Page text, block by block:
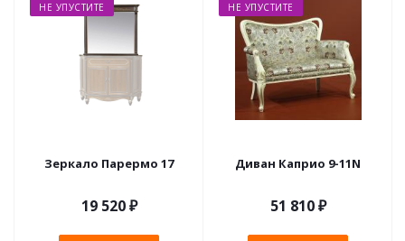
НЕ УПУСТИТЕ
Зеркало Парермо 17
19 520 ₽
НЕ УПУСТИТЕ
Диван Каприо 9-11N
51 810 ₽